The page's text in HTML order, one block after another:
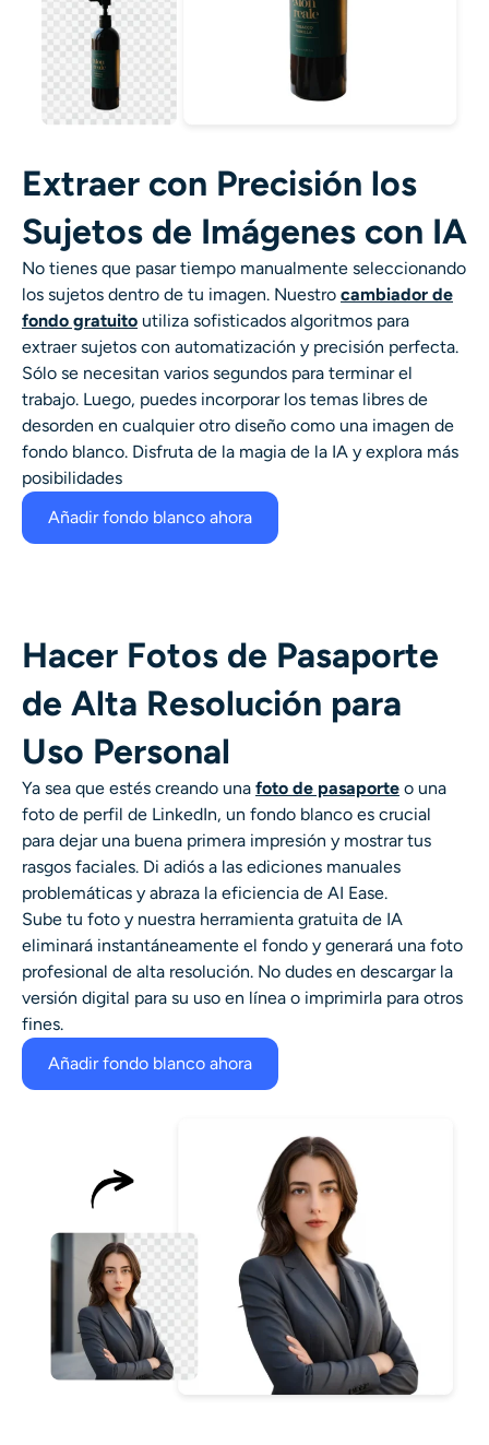
Extraer con Precisión los
Sujetos de Imágenes con IA
No tienes que pasar tiempo manualmente seleccionando
los sujetos dentro de tu imagen. Nuestro cambiador de
fondo gratuito utiliza sofisticados algoritmos para
extraer sujetos con automatización y precisión perfecta.
Sólo se necesitan varios segundos para terminar el
trabajo. Luego, puedes incorporar los temas libres de
desorden en cualquier otro diseño como una imagen de
fondo blanco. Disfruta de la magia de la IA y explora más
posibilidades
Añadir fondo blanco ahora
Hacer Fotos de Pasaporte
de Alta Resolución para
Uso Personal
Ya sea que estés creando una foto de pasaporte o una
foto de perfil de LinkedIn, un fondo blanco es crucial
para dejar una buena primera impresión y mostrar tus
rasgos faciales. Di adiós a las ediciones manuales
problemáticas y abraza la eficiencia de AI Ease.
Sube tu foto y nuestra herramienta gratuita de IA
eliminará instantáneamente el fondo y generará una foto
profesional de alta resolución. No dudes en descargar la
versión digital para su uso en línea o imprimirla para otros
fines.
Añadir fondo blanco ahora